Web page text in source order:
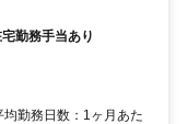
勤務手当あり
勤務日数：1ヶ月あた